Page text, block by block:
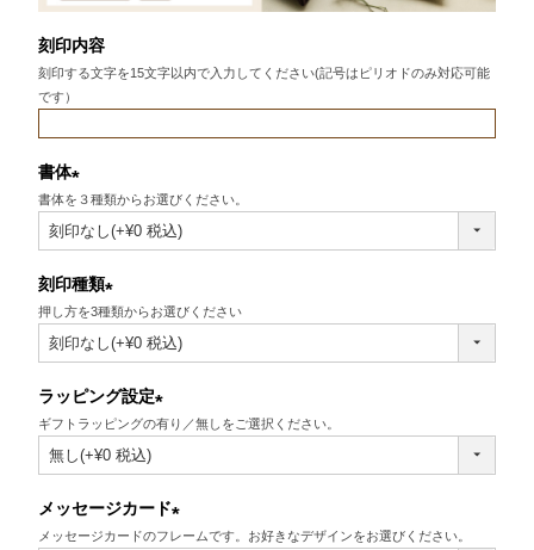
刻印内容
刻印する文字を15文字以内で入力してください(記号はピリオドのみ対応可能
です）
書体
(必
須)
書体を３種類からお選びください。
刻印種類
(必
須)
押し方を3種類からお選びください
ラッピング設定
(必
ギフトラッピングの有り／無しをご選択ください。
メッセージカード
メッセージカードのフレームです。お好きなデザインをお選びください。